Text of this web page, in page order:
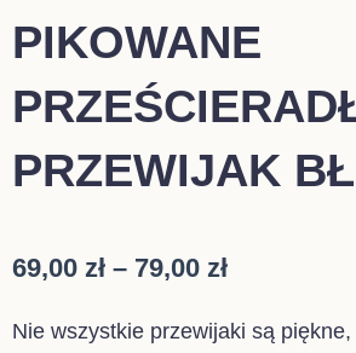
PIKOWANE
PRZEWIJAK
69,00 zł – 79,00 złZakres
od
Nie wszystkie przewijaki są